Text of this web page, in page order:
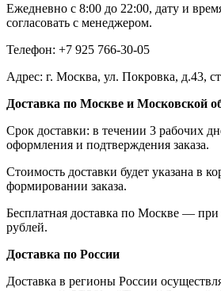
Ежедневно с 8:00 до 22:00, дату и
согласовать с менеджером.
Телефон: +7 925 766-30-05
Адрес: г. Москва, ул. Покровка, д.43,
Доставка по Москве и Московской
Срок доставки: в течении 3 рабочих
оформления и подтверждения заказа.
Стоимость доставки будет указана в
формировании заказа.
Бесплатная доставка по Москве — при
рублей.
Доставка по России
Доставка в регионы России